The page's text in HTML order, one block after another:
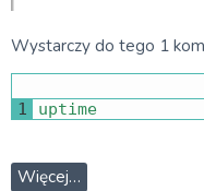
Wystarczy do tego 1
1 uptime
Więcej…